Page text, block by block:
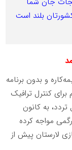
بلند است
و بدون برنامه
کنترل ترافیک
به کانون
مواجه کرده
لارستان پیش از